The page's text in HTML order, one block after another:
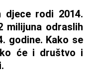
rodi 2014.
milijuna odraslih
godine. Kako se
će i društvo i